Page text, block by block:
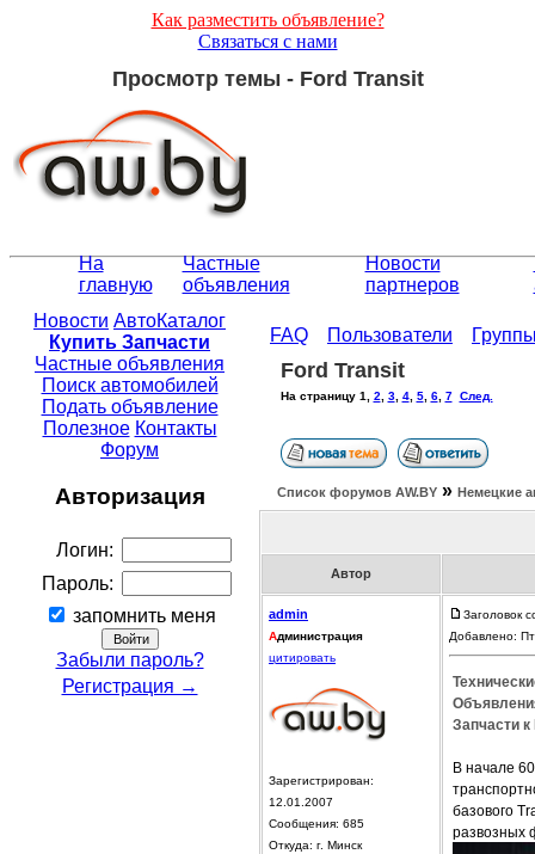
Как разместить объявление?
Связаться с нами
Просмотр темы - Ford Transit
На
главную
Частные
объявления
Новости
партнеров
Новости АвтоКаталог
Купить Запчасти
Частные объявления
Поиск автомобилей
Подать объявление
Полезное Контакты
Форум
Авторизация
Логин:
Пароль:
запомнить меня
Забыли пароль?
Регистрация →
FAQ Пользователи
Ford Transit
На страницу 1 2 3, 4, 5, 6, 7 След.
Список форумов АW.BY » Немецкие
Автор
admin
Администрация
цитировать
Зарегистрирован:
12.01.2007
Сообщения: 685
Откуда: г. Минск
Заголовок
Добавлено:
Запчасти к
В начале
базового
развозных